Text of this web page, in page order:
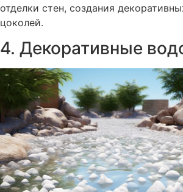
отделки стен, создания
цоколей.
4. Декоративные